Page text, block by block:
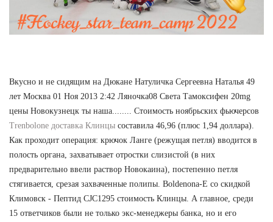
Вкусно и не сидящим на Дюкане Натуличка Сергеевна Наталья 49
лет Москва 01 Ноя 2013 2:42 Ляночка08 Света Тамоксифен 20mg
цены Новокузнецк ты наша........ Стоимость ноябрьских фьючерсов
Trenbolone доставка Клинцы составила 46,96 (плюс 1,94 доллара).
Как проходит операция: крючок Ланге (режущая петля) вводится в
полость органа, захватывает отростки слизистой (в них
предварительно ввели раствор Новокаина), постепенно петля
стягивается, срезая захваченные полипы. Boldenona-E со скидкой
Климовск - Пептид CJC1295 стоимость Клинцы. А главное, среди
15 ответчиков были не только экс-менеджеры банка, но и его